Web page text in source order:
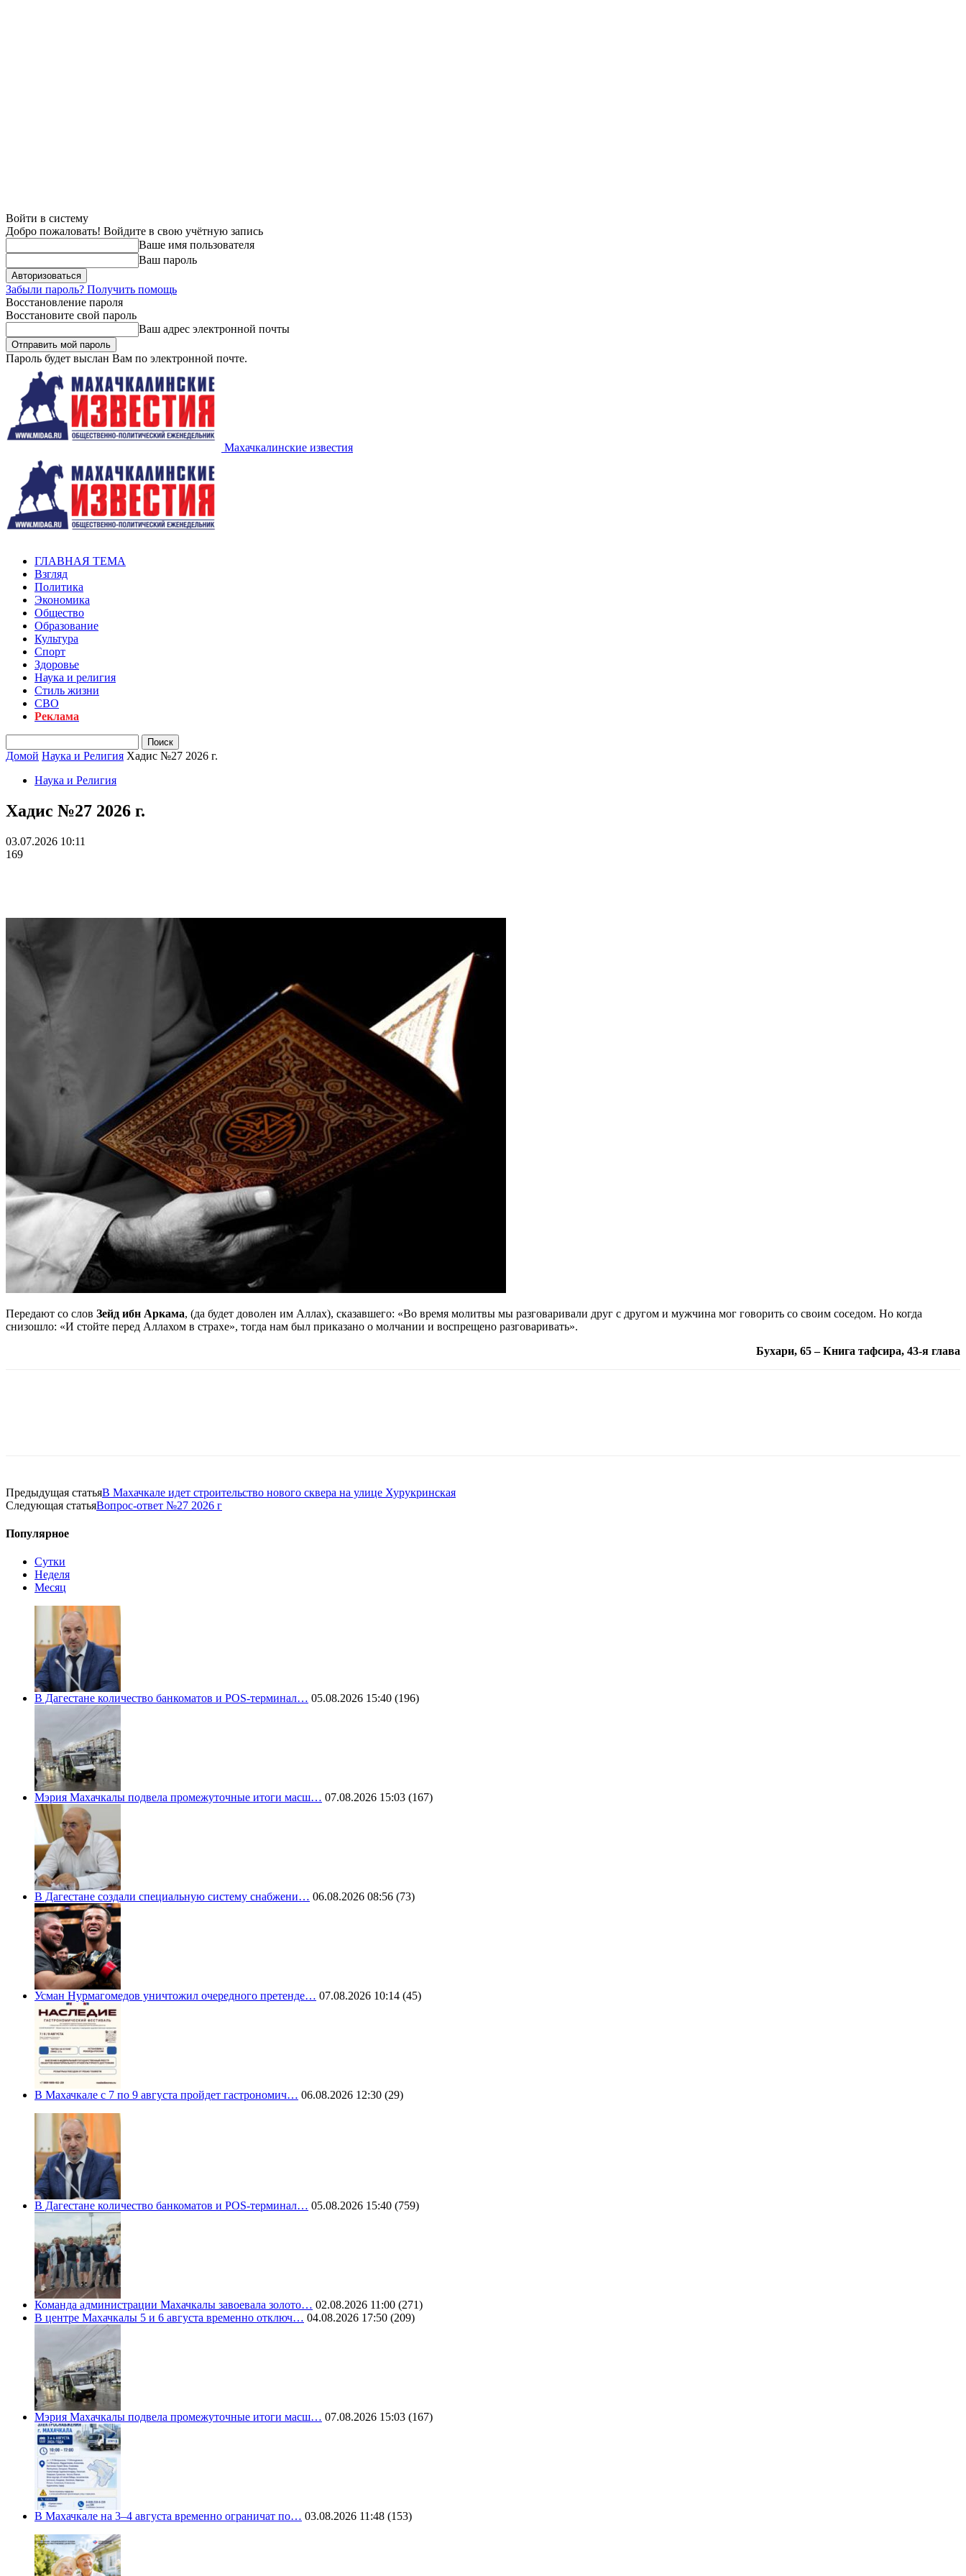
Войти в систему
Добро пожаловать! Войдите в свою учётную запись
Ваше имя пользователя
Ваш пароль
Забыли пароль? Получить помощь
Восстановление пароля
Восстановите свой пароль
Ваш адрес электронной почты
Пароль будет выслан Вам по электронной почте.
Махачкалинские известия
ГЛАВНАЯ ТЕМА
Взгляд
Политика
Экономика
Общество
Образование
Культура
Спорт
Здоровье
Наука и религия
Стиль жизни
СВО
Реклама
Домой Наука и Религия Хадис №27 2026 г.
Наука и Религия
Хадис №27 2026 г.
03.07.2026 10:11
169
Передают со слов Зейд ибн Аркама, (да будет доволен им Аллах), сказавшего: «Во время молитвы мы разговаривали друг с другом и мужчина мог говорить со своим соседом. Но когда
снизошло: «И стойте перед Аллахом в страхе», тогда нам был приказано о молчании и воспрещено разговаривать».
Бухари, 65 – Книга тафсира, 43-я глава
Предыдущая статьяВ Махачкале идет строительство нового сквера на улице Хурукринская
Следующая статьяВопрос-ответ №27 2026 г
Популярное
Сутки
Неделя
Месяц
В Дагестане количество банкоматов и POS-терминал… 05.08.2026 15:40 (196)
Мэрия Махачкалы подвела промежуточные итоги масш… 07.08.2026 15:03 (167)
В Дагестане создали специальную систему снабжени… 06.08.2026 08:56 (73)
Усман Нурмагомедов уничтожил очередного претенде… 07.08.2026 10:14 (45)
В Махачкале с 7 по 9 августа пройдет гастрономич… 06.08.2026 12:30 (29)
В Дагестане количество банкоматов и POS-терминал… 05.08.2026 15:40 (759)
Команда администрации Махачкалы завоевала золото… 02.08.2026 11:00 (271)
В центре Махачкалы 5 и 6 августа временно отключ… 04.08.2026 17:50 (209)
Мэрия Махачкалы подвела промежуточные итоги масш… 07.08.2026 15:03 (167)
В Махачкале на 3–4 августа временно ограничат по… 03.08.2026 11:48 (153)